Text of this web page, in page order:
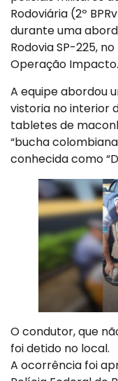
Rodoviária (2º
durante uma
Rodovia SP-225,
Operação Impacto.
A equipe abordou
vistoria no interior
tabletes de
“bucha
conhecida como
O condutor, que
foi detido no local.
A ocorrência foi